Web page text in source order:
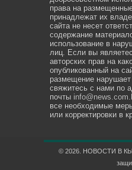
права на
принадлежат их
сайта не несет
содержание
использование в
лиц. Если вы
авторских прав на
опубликованный на
размещение
свяжитесь с нами по
почты
все необходимые
или корректировки в
© 2026. НОВОСТИ В